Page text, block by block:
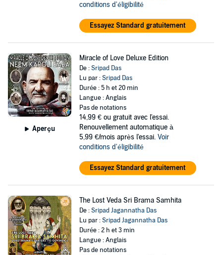
conditions d'éligibilité
Essayez Standard gratuitement
Aperçu
Miracle of Love Deluxe Edition
De :Sripad Das
Lu par :Sripad Das
Durée : 5 h et 20 min
Langue : Anglais
Pas de notations
14,99 € ou gratuit avec l'essai.
Renouvellement automatique à
5,99 €/mois après l'essai. Voir
conditions d'éligibilité
Essayez Standard gratuitement
The Lost Veda Sri Brama Samhita
De :Sripad Jagannatha Das
Lu par :Sripad Jagannatha Das
Durée : 2 h et 3 min
Langue : Anglais
Pas de notations